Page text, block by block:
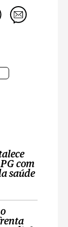
com
saúde